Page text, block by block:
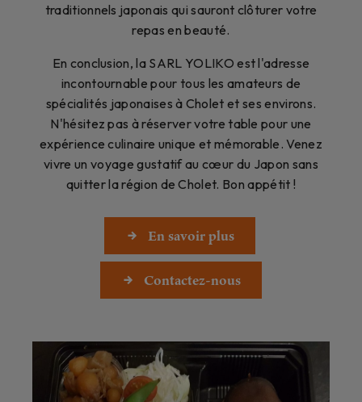
traditionnels japonais qui sauront clôturer votre
repas en beauté.
En conclusion, la SARL YOLIKO est l'adresse
incontournable pour tous les amateurs de
spécialités japonaises à Cholet et ses environs.
N'hésitez pas à réserver votre table pour une
expérience culinaire unique et mémorable. Venez
vivre un voyage gustatif au cœur du Japon sans
quitter la région de Cholet. Bon appétit !
En savoir plus
Contactez-nous